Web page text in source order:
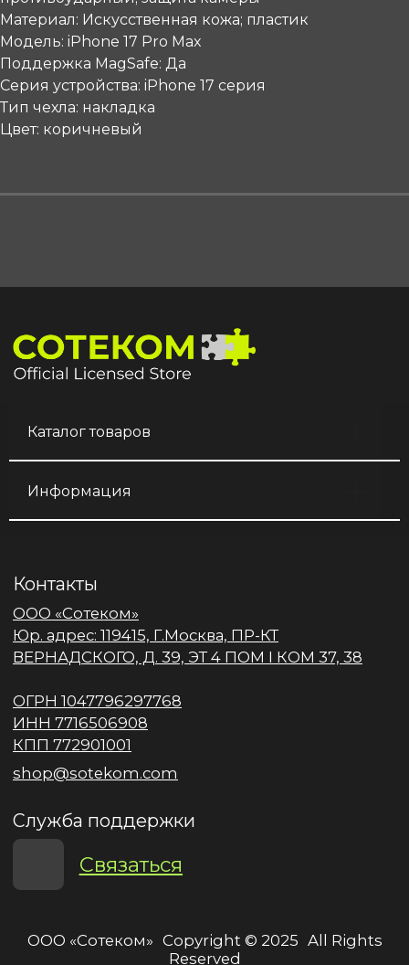
Материал: Искусственная кожа; пластик
Модель: iPhone 17 Pro Max
Поддержка MagSafe: Да
Серия устройства: iPhone 17 серия
Тип чехла: накладка
Цвет: коричневый
Каталог товаров
Информация